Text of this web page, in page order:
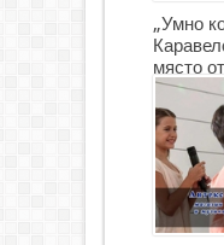
„Умно
място
роботика